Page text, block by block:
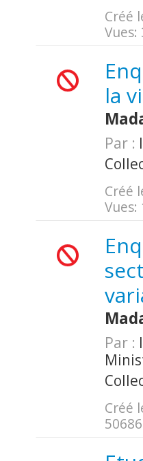
Créé
Vues:
la
Par :
Créé
Vues:
Par :
Créé